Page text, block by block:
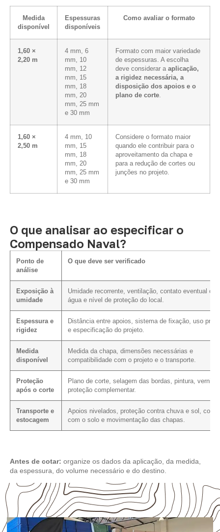
Medida
disponível
Espessuras
disponíveis
Como avaliar o formato
1,60 ×
2,20 m
4 mm, 6
mm, 10
mm, 12
mm, 15
mm, 18
mm, 20
mm, 25 mm
e 30 mm
Formato com maior variedade
de espessuras. A escolha
deve considerar a aplicação,
a rigidez necessária, a
disposição dos apoios e o
plano de corte.
1,60 ×
2,50 m
4 mm, 10
mm, 15
mm, 18
mm, 20
mm, 25 mm
e 30 mm
Considere o formato maior
quando ele contribuir para o
aproveitamento da chapa e
para a redução de cortes ou
junções no projeto.
O que analisar ao especificar o
Compensado Naval?
Ponto de
análise
O que deve ser verificado
Exposição à
umidade
Umidade recorrente, ventilação, contato eventual
água e nível de proteção do local.
Espessura e
rigidez
Distância entre apoios, sistema de fixação, uso
e especificação do projeto.
Medida
disponível
Medida da chapa, dimensões necessárias e
compatibilidade com o projeto e o transporte.
Proteção
após o corte
Plano de corte, selagem das bordas, pintura, verniz
proteção complementar.
Transporte e
estocagem
Apoios nivelados, proteção contra chuva e sol,
com o solo e movimentação das chapas.
Antes de cotar: organize os dados da aplicação, da medida,
da espessura, do volume necessário e do destino.